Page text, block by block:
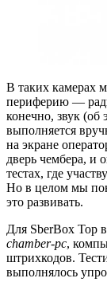
В таких камерах
периферию —
конечно, звук
выполняется
на экране
дверь чембера, и
тестах, где
Но в целом мы
это развивать.
Для SberBox Top
chamber-pc,
штрихкодов.
выполнялось